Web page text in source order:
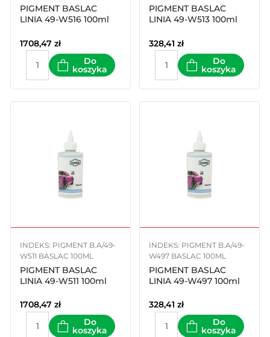
PIGMENT BASLAC
LINIA 49-W516 100ml
1708,47 zł
Do
koszyka
PIGMENT BASLAC
LINIA 49-W513 100ml
328,41 zł
Do
koszyka
INDEKS: PIGMENT B.A/49-
W511 BASLAC 100ML
PIGMENT BASLAC
LINIA 49-W511 100ml
1708,47 zł
Do
koszyka
INDEKS: PIGMENT B.A/49-
W497 BASLAC 100ML
PIGMENT BASLAC
LINIA 49-W497 100ml
328,41 zł
Do
koszyka